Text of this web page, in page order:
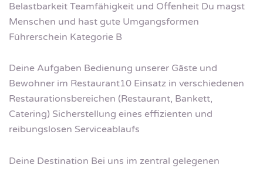
Belastbarkeit Teamfähigkeit und Offenheit Du magst
Menschen und hast gute Umgangsformen
Führerschein Kategorie B
Deine Aufgaben Bedienung unserer Gäste und
Bewohner im Restaurant10 Einsatz in verschiedenen
Restaurationsbereichen (Restaurant, Bankett,
Catering) Sicherstellung eines effizienten und
reibungslosen Serviceablaufs
Deine Destination Bei uns im zentral gelegenen